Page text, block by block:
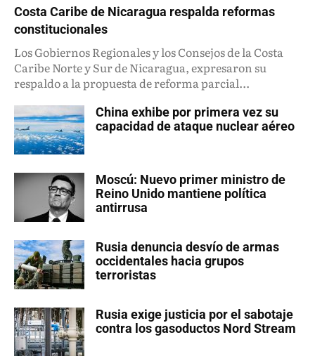
Costa Caribe de Nicaragua respalda reformas
constitucionales
Los Gobiernos Regionales y los Consejos de la Costa
Caribe Norte y Sur de Nicaragua, expresaron su
respaldo a la propuesta de reforma parcial...
China exhibe por primera vez su
capacidad de ataque nuclear aéreo
Moscú: Nuevo primer ministro de
Reino Unido mantiene política
antirrusa
Rusia denuncia desvío de armas
occidentales hacia grupos
terroristas
Rusia exige justicia por el sabotaje
contra los gasoductos Nord Stream